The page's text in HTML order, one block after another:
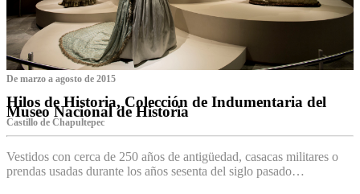
De marzo a agosto de 2015
Hilos de Historia, Colección de Indumentaria del
Museo Nacional de Historia
Castillo de Chapultepec
Vestidos con cerca de 250 años de antigüedad, casacas militares o
prendas usadas durante los años sesenta del siglo pasado…